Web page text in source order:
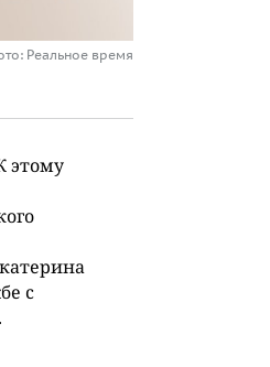
Реальное время
этому
с